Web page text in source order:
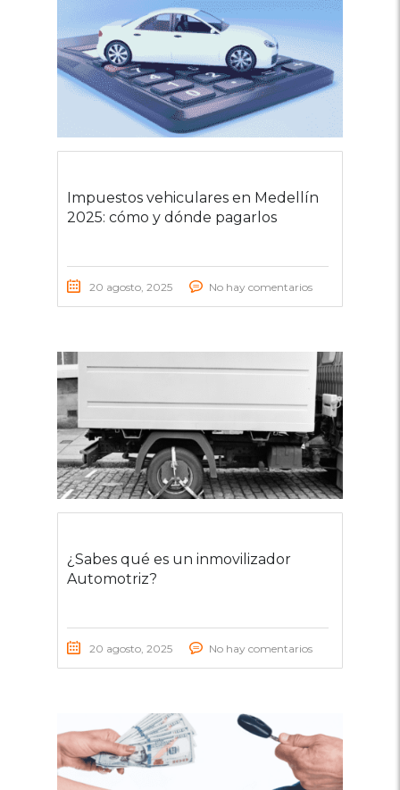
Impuestos vehiculares en Medellín
2025: cómo y dónde pagarlos
20 agosto, 2025 No hay comentarios
¿Sabes qué es un inmovilizador
Automotriz?
20 agosto, 2025 No hay comentarios